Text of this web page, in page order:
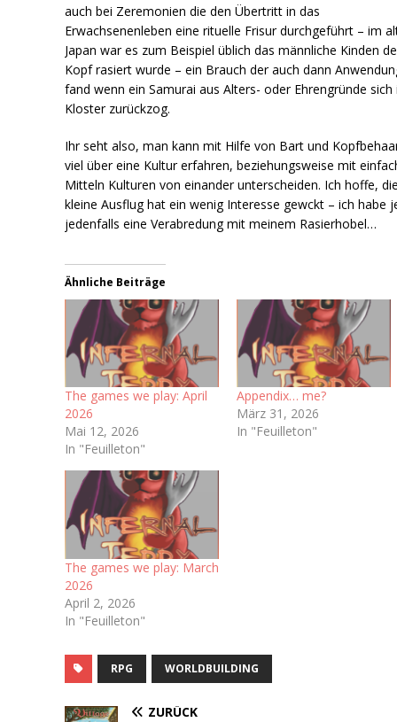
auch bei Zeremonien die den Übertritt in das
Erwachsenenleben eine rituelle Frisur durchgeführt – im
Japan war es zum Beispiel üblich das männliche Kinden
Kopf rasiert wurde – ein Brauch der auch dann
fand wenn ein Samurai aus Alters- oder Ehrengründe sich
Kloster zurückzog.
Ihr seht also, man kann mit Hilfe von Bart und
viel über eine Kultur erfahren, beziehungsweise mit
Mitteln Kulturen von einander unterscheiden. Ich hoffe,
kleine Ausflug hat ein wenig Interesse gewckt – ich habe
jedenfalls eine Verabredung mit meinem Rasierhobel…
Ähnliche Beiträge
The games we play: April
2026
Mai 12, 2026
In "Feuilleton"
Appendix… me?
März 31, 2026
In "Feuilleton"
The games we play: March
2026
April 2, 2026
In "Feuilleton"
RPG WORLDBUILDING
ZURÜCK